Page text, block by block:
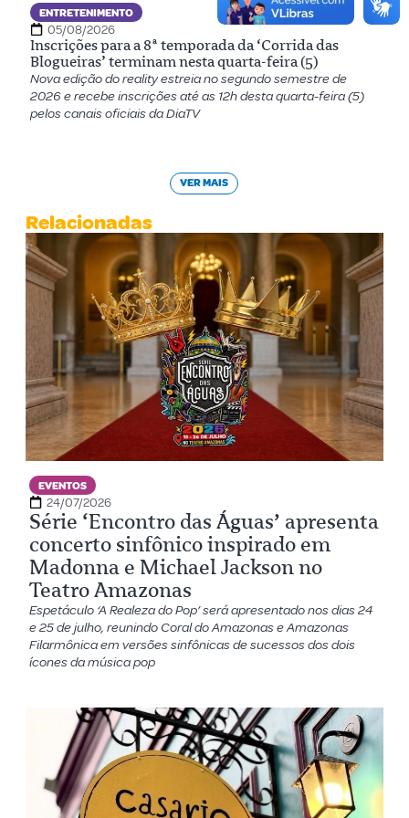
ENTRETENIMENTO
05/08/2026
Inscrições para a 8ª temporada da ‘Corrida das
Blogueiras’ terminam nesta quarta-feira (5)
Nova edição do reality estreia no segundo semestre de
2026 e recebe inscrições até as 12h desta quarta-feira (5)
pelos canais oficiais da DiaTV
VER MAIS
Relacionadas
EVENTOS
24/07/2026
Série ‘Encontro das Águas’ apresenta
concerto sinfônico inspirado em
Madonna e Michael Jackson no
Teatro Amazonas
Espetáculo ‘A Realeza do Pop’ será apresentado nos dias 24
e 25 de julho, reunindo Coral do Amazonas e Amazonas
Filarmônica em versões sinfônicas de sucessos dos dois
ícones da música pop